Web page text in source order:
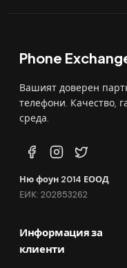
Phone
Вашият доверен
телефони. Качество,
среда.
Ню фоун 2014 ЕООД
ЕИК: 202853262
Информация за
клиенти